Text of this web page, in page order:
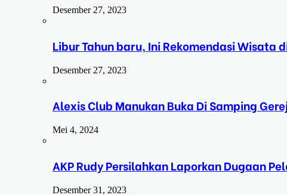
Desember 27, 2023
Libur Tahun baru, Ini Rekomendasi Wisata
Desember 27, 2023
Alexis Club Manukan Buka Di Samping
Mei 4, 2024
AKP Rudy Persilahkan Laporkan Dugaan
Desember 31, 2023